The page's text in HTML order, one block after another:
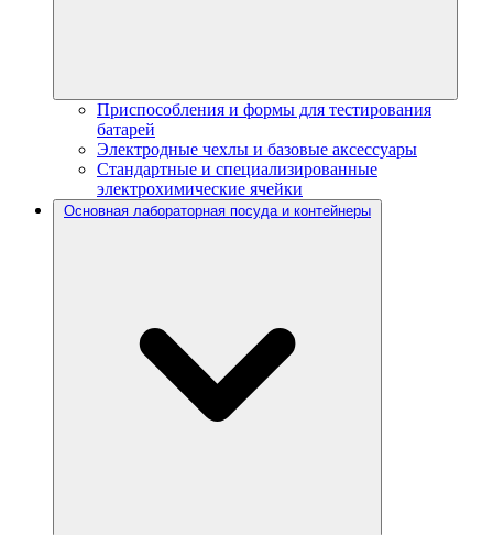
Приспособления и формы для тестирования
батарей
Электродные чехлы и базовые аксессуары
Стандартные и специализированные
электрохимические ячейки
Основная лабораторная посуда и контейнеры